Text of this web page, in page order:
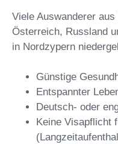
Viele Auswanderer
Österreich, Russland
in Nordzypern
Günstige
Entspannter
Deutsch- oder
Keine Visapflicht